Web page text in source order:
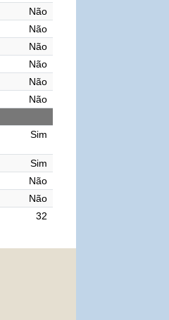
Não
Não
Não
Não
Não
Não
Sim
Sim
Não
Não
32